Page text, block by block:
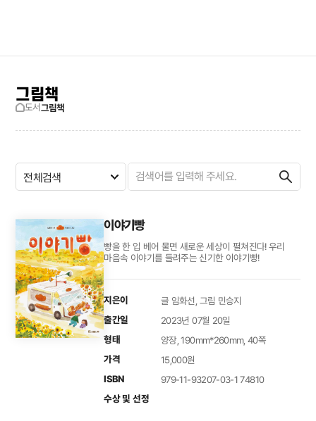
그림책
도서그림책
전체검색
이야기빵
빵을 한 입 베어 물면 새로운 세상이 펼쳐진다! 우리
마음속 이야기를 들려주는 신기한 이야기빵!
지은이 글 임화선, 그림 민승지
출간일 2023년 07월 20일
형태 양장, 190mm*260mm, 40쪽
가격 15,000원
ISBN 979-11-93207-03-1 74810
수상 및 선정